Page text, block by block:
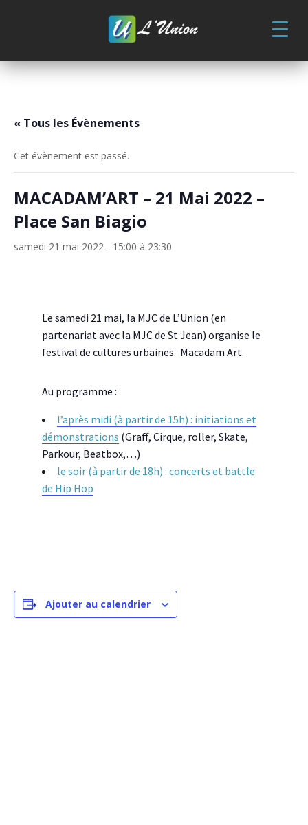
« Tous les Évènements
Cet évènement est passé.
MACADAM’ART – 21 Mai 2022 –
Place San Biagio
samedi 21 mai 2022 - 15:00 à 23:30
Le samedi 21 mai, la MJC de L’Union (en
partenariat avec la MJC de St Jean) organise le
festival de cultures urbaines. Macadam Art.
Au programme :
l’après midi (à partir de 15h) : initiations et
démonstrations (Graff, Cirque, roller, Skate,
Parkour, Beatbox,…)
le soir (à partir de 18h) : concerts et battle
de Hip Hop
Ajouter au calendrier